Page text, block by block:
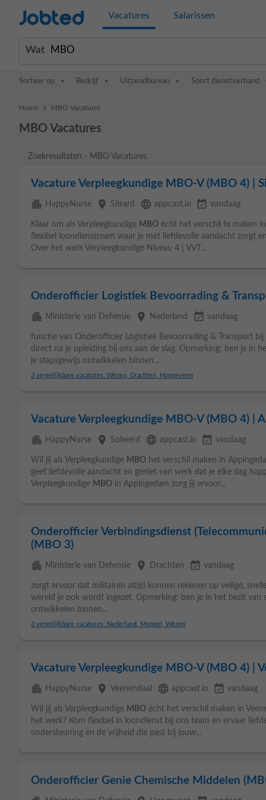
Jobted Vacatures Salarissen
Wat
Sorteer op Bedrijf Uitzendbureau Soort dienstverband
Home > MBO Vacatures
MBO Vacatures
Zoekresultaten - MBO Vacatures
Vacature Verpleegkundige MBO-V (MBO 4) |
apartment HappyNurse place Sittard language appcast.io event_available vandaag
Klaar om als Verpleegkundige MBO écht het verschil te maken
flexibel loondienstteam waar je met liefdevolle aandacht zorgt
Over het werk Verpleegkundige Niveau 4 | VVT...
Onderofficier Logistiek Bevoorrading &
apartment Ministerie van Defensie place Nederland event_available vandaag
functie van Onderofficier Logistiek Bevoorrading & Transport
direct na je opleiding bij ons aan de slag. Opmerking: ben je in
je stapsgewijs ontwikkelen binnen...
3 vergelijkbare vacatures: Wezep, Drachten, Hoogeveen
Vacature Verpleegkundige MBO-V (MBO 4) |
apartment HappyNurse place Solwerd language appcast.io event_available vandaag
Wil jij als Verpleegkundige MBO het verschil maken in
geef liefdevolle aandacht en geniet van werk dat je elke dag
Verpleegkundige MBO in Appingedam zorg jij ervoor...
Onderofficier Verbindingsdienst
(MBO 3)
apartment Ministerie van Defensie place Drachten event_available vandaag
zorgt ervoor dat militairen altijd kunnen rekenen op veilige,
wereld je ook wordt ingezet. Opmerking: ben je in het bezit van
ontwikkelen binnen...
3 vergelijkbare vacatures: Nederland, Meppel, Wezep
Vacature Verpleegkundige MBO-V (MBO 4) |
apartment HappyNurse place Veenendaal language appcast.io event_available vandaag
Wil jij als Verpleegkundige MBO écht het verschil maken in
het werk? Kom flexibel in loondienst bij ons team en ervaar
ondersteuning en de vrijheid die past bij jouw...
Onderofficier Genie Chemische Middelen